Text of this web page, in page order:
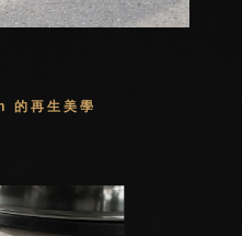
再生美學